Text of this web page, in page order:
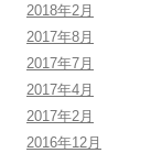
2018年2月
2017年8月
2017年7月
2017年4月
2017年2月
2016年12月